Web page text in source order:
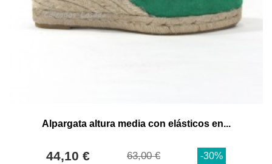
Alpargata altura media con elásticos en...
44,10 € 63,00 € -30%